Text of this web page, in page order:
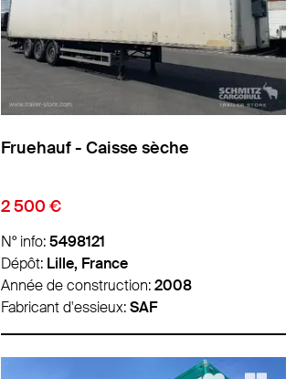
Fruehauf - Caisse sèche
2 500 €
N° info:5498121
Dépôt: Lille, France
Année de construction:2008
Fabricant d'essieux:SAF